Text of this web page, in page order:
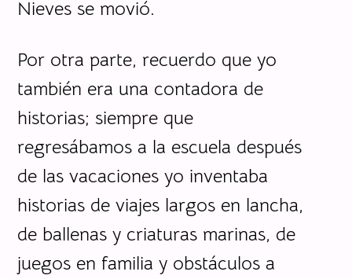
Nieves se movió.
Por otra parte, recuerdo que yo
también era una contadora de
historias; siempre que
regresábamos a la escuela después
de las vacaciones yo inventaba
historias de viajes largos en lancha,
de ballenas y criaturas marinas, de
juegos en familia y obstáculos a